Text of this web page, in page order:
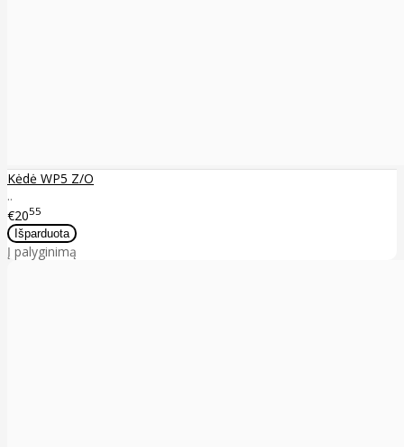
Kėdė WP5 Z/O
..
€2055
Į palyginimą